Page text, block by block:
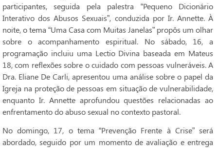
participantes, seguida pela palestra “Pequeno Dicionário
Interativo dos Abusos Sexuais”, conduzida por Ir. Annette. À
noite, o tema “Uma Casa com Muitas Janelas” propôs um olhar
sobre o acompanhamento espiritual. No sábado, 16, a
programação incluiu uma Lectio Divina baseada em Mateus
18, com reflexões sobre o cuidado com pessoas vulneráveis. A
Dra. Eliane De Carli, apresentou uma análise sobre o papel da
Igreja na proteção de pessoas em situação de vulnerabilidade,
enquanto Ir. Annette aprofundou questões relacionadas ao
enfrentamento do abuso sexual no contexto pastoral.
No domingo, 17, o tema “Prevenção Frente à Crise” será
abordado, seguido por um momento de avaliação e entrega